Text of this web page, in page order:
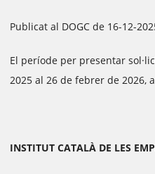
Publicat al DOGC de 16-12-
El període per presentar
2025 al 26 de febrer de 2026,
INSTITUT CATALÀ DE LES